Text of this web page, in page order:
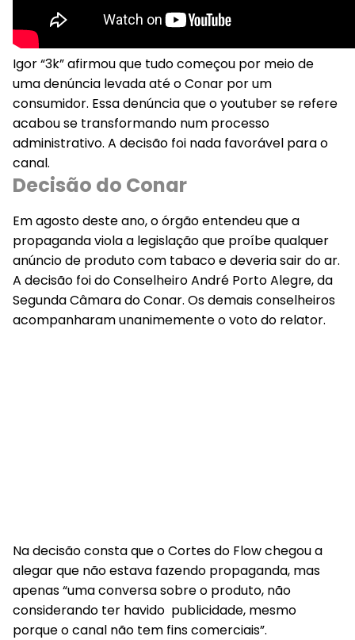
Igor “3k” afirmou que tudo começou por meio de
uma denúncia levada até o Conar por um
consumidor. Essa denúncia que o youtuber se refere
acabou se transformando num processo
administrativo. A decisão foi nada favorável para o
canal.
Decisão do Conar
Em agosto deste ano, o órgão entendeu que a
propaganda viola a legislação que proíbe qualquer
anúncio de produto com tabaco e deveria sair do ar.
A decisão foi do Conselheiro André Porto Alegre, da
Segunda Câmara do Conar. Os demais conselheiros
acompanharam unanimemente o voto do relator.
Na decisão consta que o Cortes do Flow chegou a
alegar que não estava fazendo propaganda, mas
apenas “uma conversa sobre o produto, não
considerando ter havido publicidade, mesmo
porque o canal não tem fins comerciais”.